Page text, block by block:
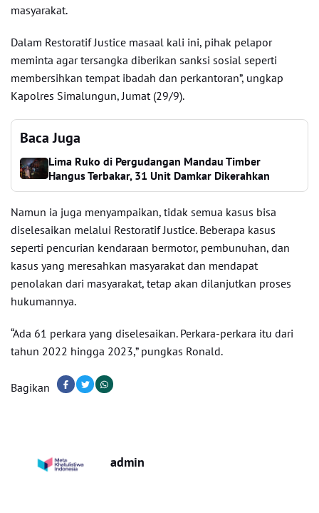
masyarakat.
Dalam Restoratif Justice masaal kali ini, pihak pelapor
meminta agar tersangka diberikan sanksi sosial seperti
membersihkan tempat ibadah dan perkantoran”, ungkap
Kapolres Simalungun, Jumat (29/9).
Baca Juga
Lima Ruko di Pergudangan Mandau Timber
Hangus Terbakar, 31 Unit Damkar Dikerahkan
Namun ia juga menyampaikan, tidak semua kasus bisa
diselesaikan melalui Restoratif Justice. Beberapa kasus
seperti pencurian kendaraan bermotor, pembunuhan, dan
kasus yang meresahkan masyarakat dan mendapat
penolakan dari masyarakat, tetap akan dilanjutkan proses
hukumannya.
“Ada 61 perkara yang diselesaikan. Perkara-perkara itu dari
tahun 2022 hingga 2023,” pungkas Ronald.
Bagikan
admin